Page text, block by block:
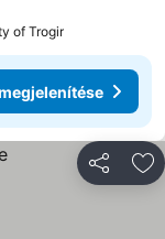
of Trogir